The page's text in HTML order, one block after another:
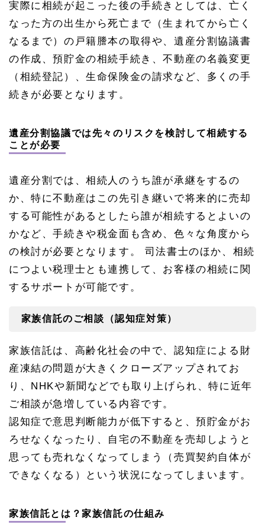
実際に相続が起こった後の手続きとしては、亡く
なった方の出生から死亡まで（生まれてから亡く
なるまで）の戸籍謄本の取得や、遺産分割協議書
の作成、預貯金の相続手続き、不動産の名義変更
（相続登記）、生命保険金の請求など、多くの手
続きが必要となります。
遺産分割協議では先々のリスクを検討して相続する
ことが必要
遺産分割では、相続人のうち誰が承継をするの
か、特に不動産はこの先引き継いで将来的に売却
する可能性があるとしたら誰が相続するとよいの
かなど、手続きや税金面も含め、色々な角度から
の検討が必要となります。 司法書士のほか、相続
につよい税理士とも連携して、お客様の相続に関
するサポートが可能です。
家族信託のご相談（認知症対策）
家族信託は、高齢化社会の中で、認知症による財
産凍結の問題が大きくクローズアップされてお
り、NHKや新聞などでも取り上げられ、特に近年
ご相談が急増している内容です。
認知症で意思判断能力が低下すると、預貯金がお
ろせなくなったり、自宅の不動産を売却しようと
思っても売れなくなってしまう（売買契約自体が
できなくなる）という状況になってしまいます。
家族信託とは？家族信託の仕組み